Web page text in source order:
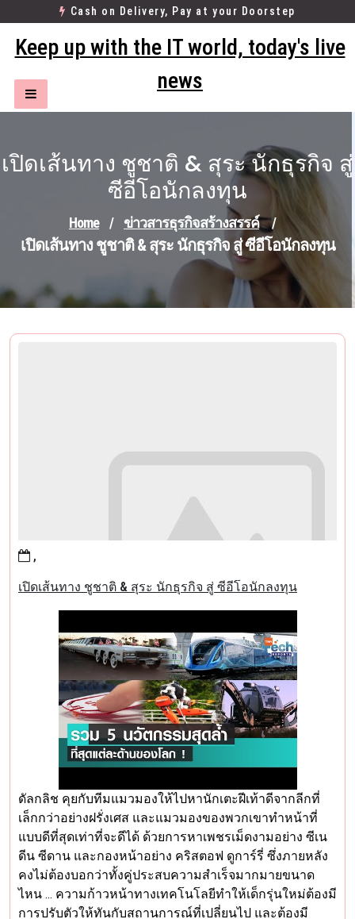
to
content
Cash on Delivery, Pay at your Doorstep
Keep up with the IT world, today's live
news
เปิดเส้นทาง ชูชาติ & สุระ นักธุรกิจ สู่
ซีอีโอนักลงทุน
Home / ข่าวสารธุรกิจสร้างสรรค์ /
เปิดเส้นทาง ชูชาติ & สุระ นักธุรกิจ สู่ ซีอีโอนักลงทุน
,
เปิดเส้นทาง ชูชาติ & สุระ นักธุรกิจ สู่ ซีอีโอนักลงทุน
ดัลกลิช คุยกับทีมแมวมองให้ไปหานักเตะฝีเท้าดีจากลีกที่
เล็กกว่าอย่างฝรั่งเศส และแมวมองของพวกเขาทำหน้าที่
แบบดีที่สุดเท่าที่จะดีได้ ด้วยการหาเพชรเม็ดงามอย่าง ซีเน
ดีน ซีดาน และกองหน้าอย่าง คริสตอฟ ดูการ์รี่ ซึ่งภายหลัง
คงไม่ต้องบอกว่าทั้งคู่ประสบความสำเร็จมากมายขนาด
ไหน … ความก้าวหน้าทางเทคโนโลยีทำให้เด็กรุ่นใหม่ต้องมี
การปรับตัวให้ทันกับสถานการณ์ที่เปลี่ยนไป และต้องมี